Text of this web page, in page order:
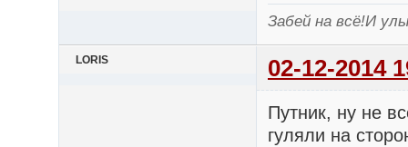
Забей на всё!И
LORIS 02-12-2014
Путник, ну не
гуляли на